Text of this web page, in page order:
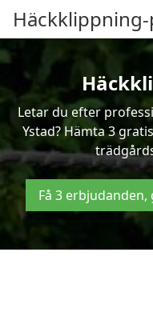
Letar du efter
Ystad? Hämta 3
Få 3